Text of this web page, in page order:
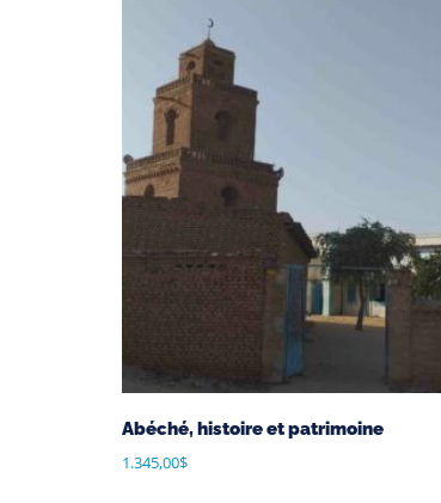
Abéché, histoire et patrimoine
1.345,00$